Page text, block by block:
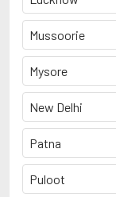
Mussoorie
Mysore
New Delhi
Patna
Puloot